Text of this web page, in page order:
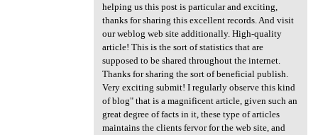
helping us this post is particular and exciting,
thanks for sharing this excellent records. And visit
our weblog web site additionally. High-quality
article! This is the sort of statistics that are
supposed to be shared throughout the internet.
Thanks for sharing the sort of beneficial publish.
Very exciting submit! I regularly observe this kind
of blog" that is a magnificent article, given such an
great degree of facts in it, these type of articles
maintains the clients fervor for the web site, and